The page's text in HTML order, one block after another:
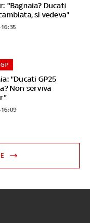
"Bagnaia? Ducati
si vedeva"
16:35
"Ducati GP25
Non serviva
16:09